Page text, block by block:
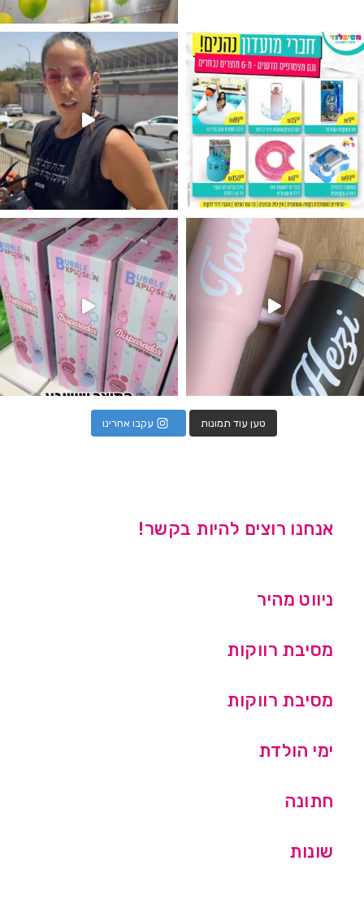
מין העובר רק במסיבלנד !! קיים
מטף לגילוי מין העובר חזר למלא
טען עוד תמונות עקבו אחרינו
אנחנו רוצים להיות בקשר!
ניווט מהיר
מסיבת רווקות
מסיבת רווקות
ימי הולדת
חתונה
שונות